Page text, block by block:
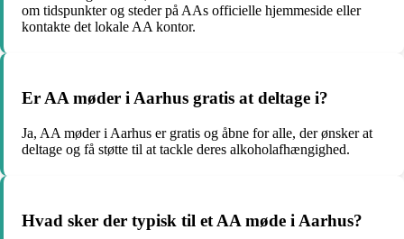
om tidspunkter og steder på AAs officielle hjemmeside eller
kontakte det lokale AA kontor.
Er AA møder i Aarhus gratis at deltage i?
Ja, AA møder i Aarhus er gratis og åbne for alle, der ønsker at
deltage og få støtte til at tackle deres alkoholafhængighed.
Hvad sker der typisk til et AA møde i Aarhus?